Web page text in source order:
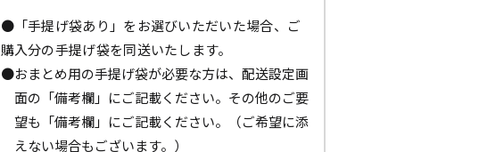
●「手提げ袋あり」をお選びいただいた場合、ご
購入分の手提げ袋を同送いたします。
●おまとめ用の手提げ袋が必要な方は、配送設定画
面の「備考欄」にご記載ください。その他のご要
望も「備考欄」にご記載ください。（ご希望に添
えない場合もございます。）